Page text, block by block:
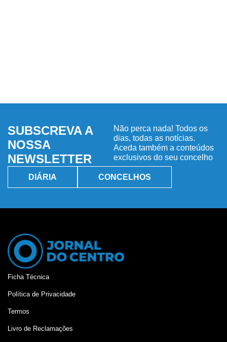
SUBSCREVA A
NOSSA
NEWSLETTER
Não perca nada! Todos os
dias, todas as notícias.
Aceda também a conteúdos
exclusivos do seu concelho
DIÁRIA CONCELHOS
Ficha Técnica
Política de Privacidade
Termos
Livro de Reclamações